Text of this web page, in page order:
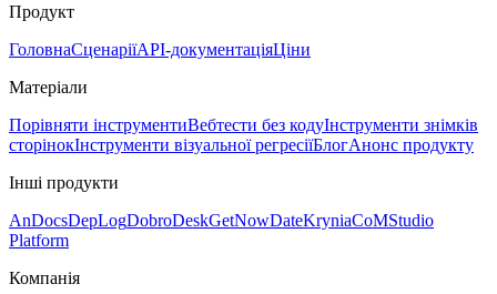
Продукт
ГоловнаСценаріїAPI-документаціяЦіни
Матеріали
Порівняти інструментиВебтести без кодуІнструменти знімків
сторінокІнструменти візуальної регресіїБлогАнонс продукту
Інші продукти
AnDocsDepLogDobroDeskGetNowDateKryniaCoMStudio
Platform
Компанія